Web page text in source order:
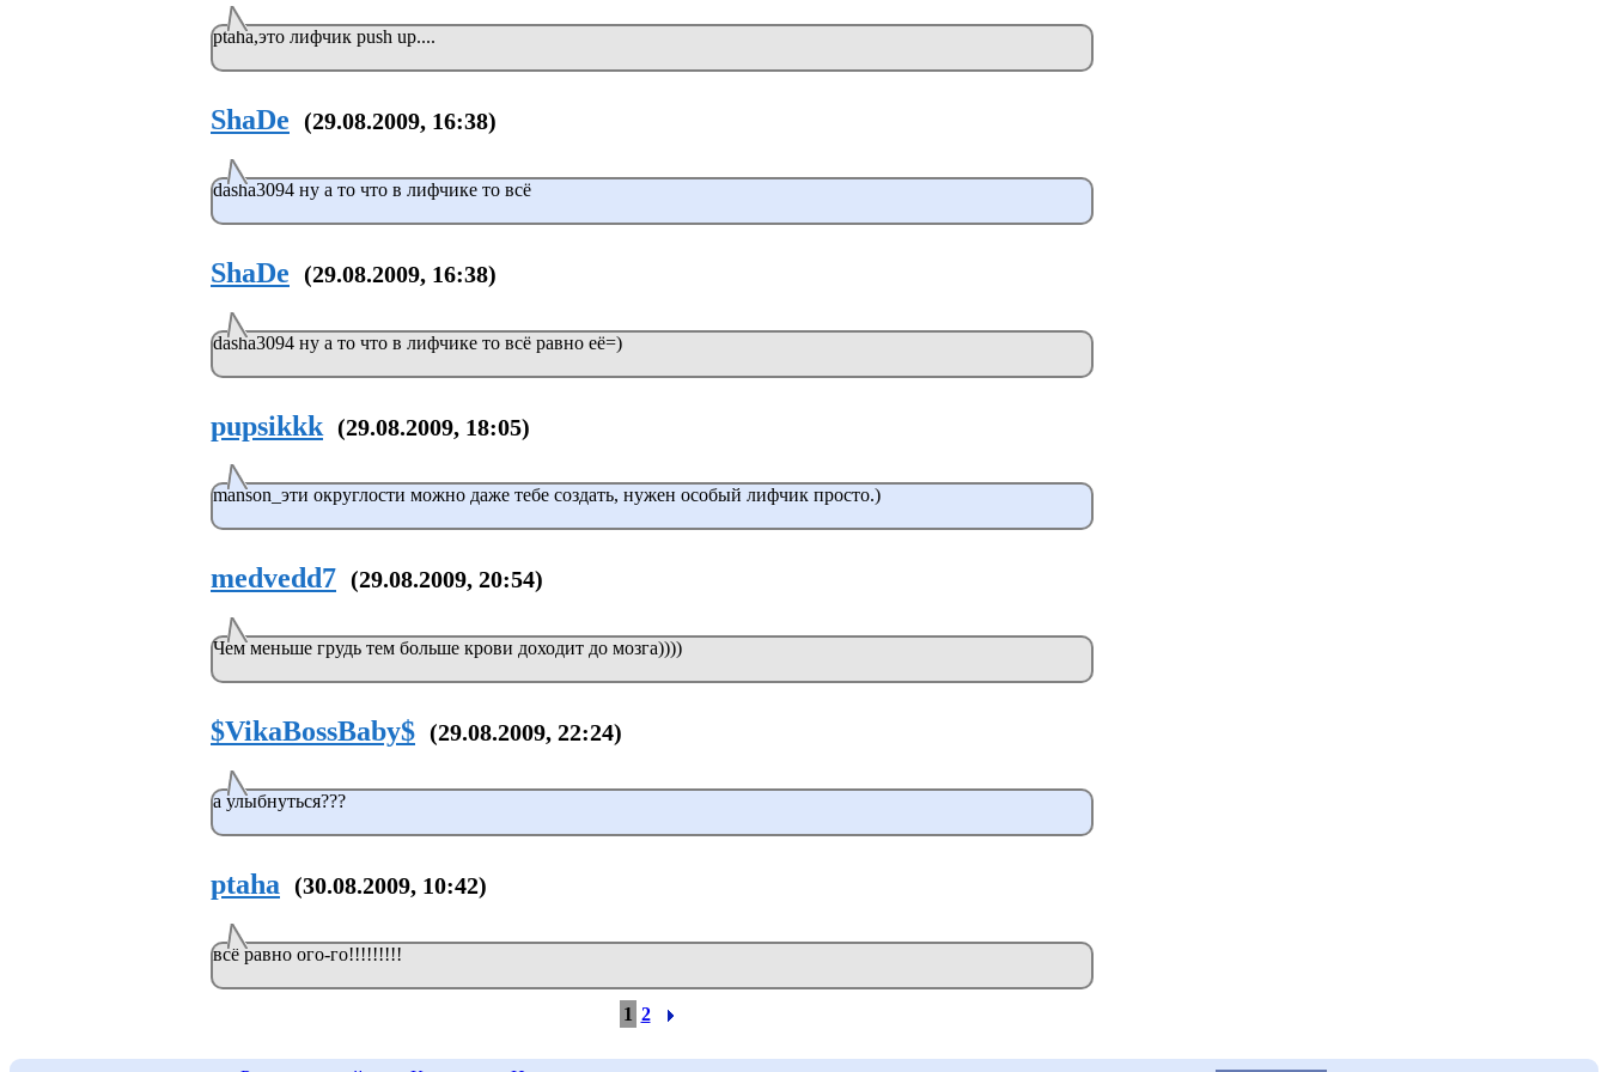
ptaha,это лифчик push up....
ShaDe (29.08.2009, 16:38)
dasha3094 ну а то что в лифчике то всё
ShaDe (29.08.2009, 16:38)
dasha3094 ну а то что в лифчике то всё равно её=)
pupsikkk (29.08.2009, 18:05)
manson_эти округлости можно даже тебе создать, нужен особый лифчик просто.)
medvedd7 (29.08.2009, 20:54)
Чем меньше грудь тем больше крови доходит до мозга))))
$VikaBossBaby$ (29.08.2009, 22:24)
а улыбнуться???
ptaha (30.08.2009, 10:42)
всё равно ого-го!!!!!!!!!
1 2